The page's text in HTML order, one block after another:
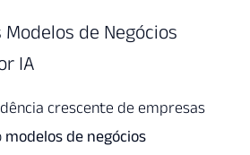
Modelos de Negócios
IA
crescente de empresas
modelos de negócios